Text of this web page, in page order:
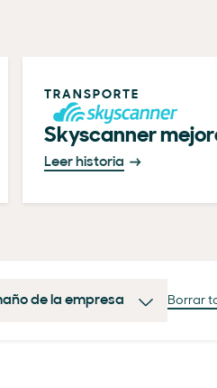
TRANSPORTE
Skyscanner
Leer historia
de la empresa Borrar